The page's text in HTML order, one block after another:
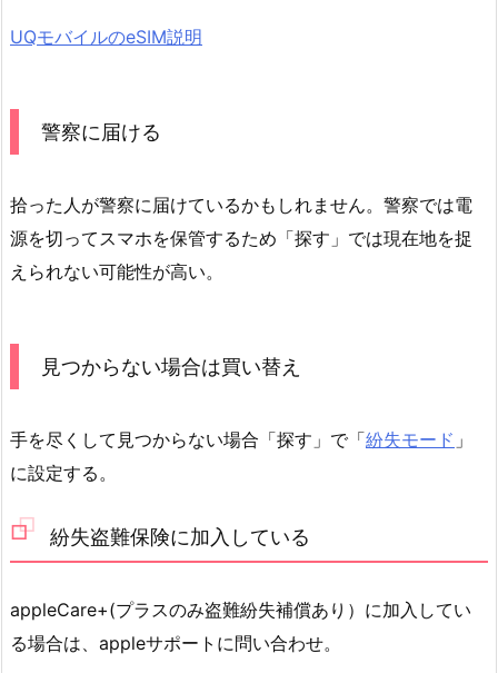
UQモバイルのeSIM説明
警察に届ける
拾った人が警察に届けているかもしれません。警察では電
源を切ってスマホを保管するため「探す」では現在地を捉
えられない可能性が高い。
見つからない場合は買い替え
手を尽くして見つからない場合「探す」で「紛失モード 」
に設定する。
紛失盗難保険に加入している
appleCare+(プラスのみ盗難紛失補償あり）に加入してい
る場合は、appleサポートに問い合わせ。